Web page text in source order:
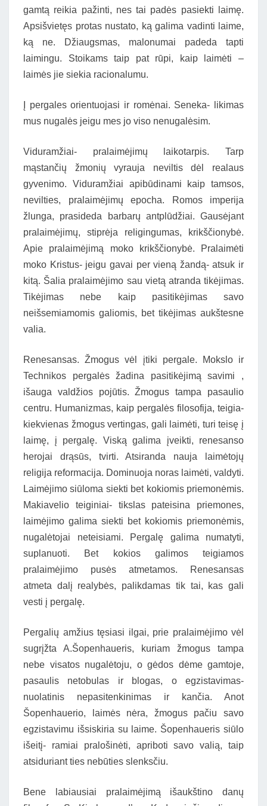
gamtą reikia pažinti, nes tai padės pasiekti laimę.
Apsišvietęs protas nustato, ką galima vadinti laime,
ką ne. Džiaugsmas, malonumai padeda tapti
laimingu. Stoikams taip pat rūpi, kaip laimėti –
laimės jie siekia racionalumu.
Į pergales orientuojasi ir romėnai. Seneka- likimas
mus nugalės jeigu mes jo viso nenugalėsim.
Viduramžiai- pralaimėjimų laikotarpis. Tarp
mąstančių žmonių vyrauja neviltis dėl realaus
gyvenimo. Viduramžiai apibūdinami kaip tamsos,
nevilties, pralaimėjimų epocha. Romos imperija
žlunga, prasideda barbarų antplūdžiai. Gausėjant
pralaimėjimų, stiprėja religingumas, krikščionybė.
Apie pralaimėjimą moko krikščionybė. Pralaimėti
moko Kristus- jeigu gavai per vieną žandą- atsuk ir
kitą. Šalia pralaimėjimo sau vietą atranda tikėjimas.
Tikėjimas nebe kaip pasitikėjimas savo
neišsemiamomis galiomis, bet tikėjimas aukštesne
valia.
Renesansas. Žmogus vėl įtiki pergale. Mokslo ir
Technikos pergalės žadina pasitikėjimą savimi ,
išauga valdžios pojūtis. Žmogus tampa pasaulio
centru. Humanizmas, kaip pergalės filosofija, teigia-
kiekvienas žmogus vertingas, gali laimėti, turi teisę į
laimę, į pergalę. Viską galima įveikti, renesanso
herojai drąsūs, tvirti. Atsiranda nauja laimėtojų
religija reformacija. Dominuoja noras laimėti, valdyti.
Laimėjimo siūloma siekti bet kokiomis priemonėmis.
Makiavelio teiginiai- tikslas pateisina priemones,
laimėjimo galima siekti bet kokiomis priemonėmis,
nugalėtojai neteisiami. Pergalę galima numatyti,
suplanuoti. Bet kokios galimos teigiamos
pralaimėjimo pusės atmetamos. Renesansas
atmeta dalį realybės, palikdamas tik tai, kas gali
vesti į pergalę.
Pergalių amžius tęsiasi ilgai, prie pralaimėjimo vėl
sugrįžta A.Šopenhaueris, kuriam žmogus tampa
nebe visatos nugalėtoju, o gėdos dėme gamtoje,
pasaulis netobulas ir blogas, o egzistavimas-
nuolatinis nepasitenkinimas ir kančia. Anot
Šopenhauerio, laimės nėra, žmogus pačiu savo
egzistavimu išsiskiria su laime. Šopenhaueris siūlo
išeitį- ramiai pralošinėti, apriboti savo valią, taip
atsiduriant ties nebūties slenksčiu.
Bene labiausiai pralaimėjimą išaukštino danų